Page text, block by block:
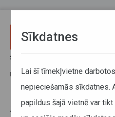
Sākums
Rumānijas e-Transport sistēmā
Starptautisko un
Sīkdatnes
Lai šī tīmekļvietne
nepieciešamās sīkdatnes.
papildus šajā vietnē var